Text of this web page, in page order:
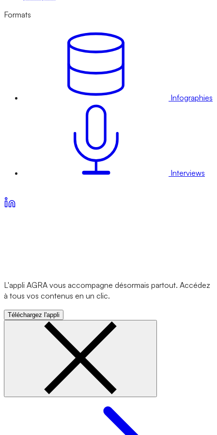
Formats
Infographies
Interviews
L'appli AGRA vous accompagne désormais partout. Accédez
à tous vos contenus en un clic.
Téléchargez l'appli